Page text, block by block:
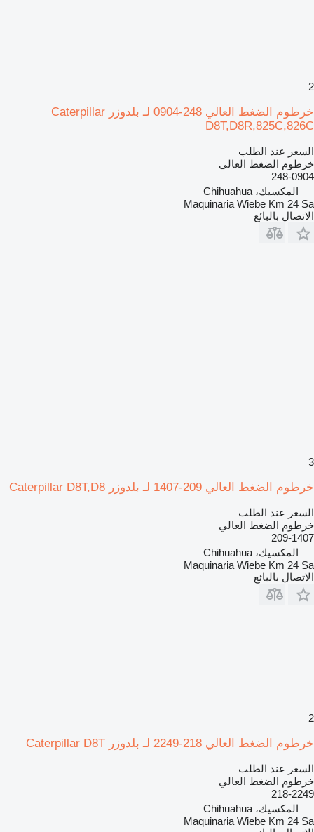
2
خرطوم الضغط العالي 248-0904 لـ بلدوزر Caterpillar
D8T,D8R,825C,826C
السعر عند الطلب
خرطوم الضغط العالي
248-0904
المكسيك، Chihuahua
Maquinaria Wiebe Km 24 Sa
الاتصال بالبائع
3
خرطوم الضغط العالي 209-1407 لـ بلدوزر Caterpillar D8T,D8
السعر عند الطلب
خرطوم الضغط العالي
209-1407
المكسيك، Chihuahua
Maquinaria Wiebe Km 24 Sa
الاتصال بالبائع
2
خرطوم الضغط العالي 218-2249 لـ بلدوزر Caterpillar D8T
السعر عند الطلب
خرطوم الضغط العالي
218-2249
المكسيك، Chihuahua
Maquinaria Wiebe Km 24 Sa